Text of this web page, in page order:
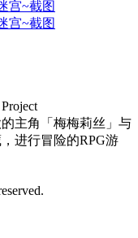
主角「梅梅莉丝」与
进行冒险的RPG游